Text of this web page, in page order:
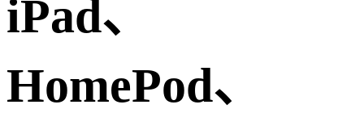
iPad、
HomePod、